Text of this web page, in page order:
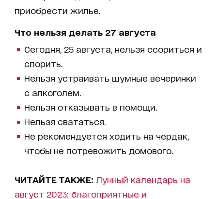
приобрести жилье.
Что нельзя делать 27 августа
Сегодня, 25 августа, нельзя ссориться и
спорить.
Нельзя устраивать шумные вечеринки
с алкоголем.
Нельзя отказывать в помощи.
Нельзя свататься.
Не рекомендуется ходить на чердак,
чтобы не потревожить домового.
ЧИТАЙТЕ ТАКЖЕ: Лунный календарь на
август 2023: благоприятные и